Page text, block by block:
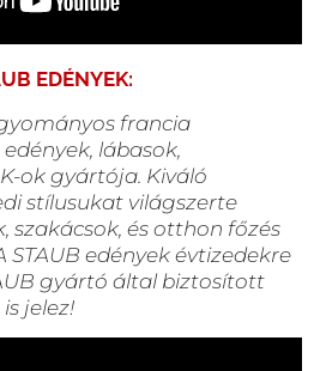
EDÉNYEK:
francia
lábasok,
ok gyártója. Kiváló
stílusukat világszerte
szakácsok, és otthon főzés
STAUB edények évtizedekre
gyártó által biztosított
jelez!